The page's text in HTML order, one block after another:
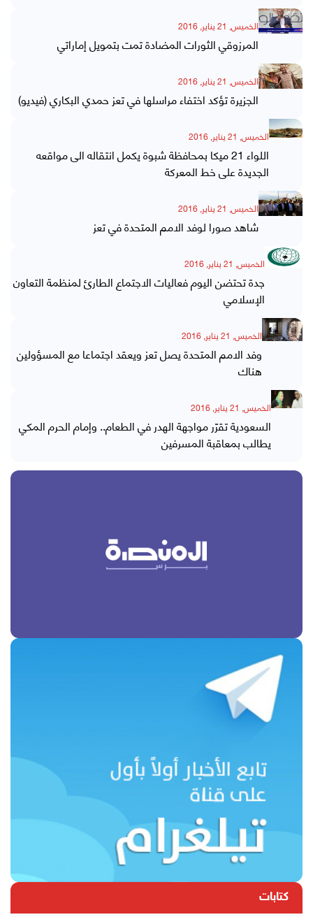
الخميس, 21 يناير, 2016
المرزوقي الثورات المضادة تمت بتمويل إماراتي
الخميس, 21 يناير, 2016
الجزيرة تؤكد اختفاء مراسلها في تعز حمدي البكاري (فيديو)
الخميس, 21 يناير, 2016
اللواء 21 ميكا بمحافظة شبوة يكمل انتقاله الى مواقعه
الجديدة على خط المعركة
الخميس, 21 يناير, 2016
شاهد صورا لوفد الامم المتحدة في تعز
الخميس, 21 يناير, 2016
جدة تحتضن اليوم فعاليات الاجتماع الطارئ لمنظمة التعاون
الإسلامي
الخميس, 21 يناير, 2016
وفد الامم المتحدة يصل تعز ويعقد اجتماعا مع المسؤولين
هناك
الخميس, 21 يناير, 2016
السعودية تقرّر مواجهة الهدر في الطعام.. وإمام الحرم المكي
يطالب بمعاقبة المسرفين
كتابات